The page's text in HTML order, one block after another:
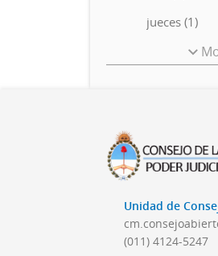
jueces (1)
Unidad de
(011) 4124-5247